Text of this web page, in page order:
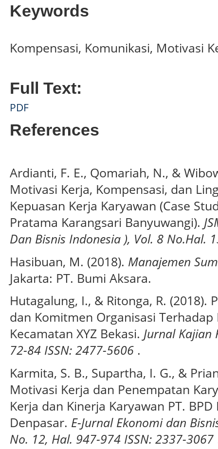
Keywords
Kompensasi, Komunikasi, Motivasi
Full Text:
PDF
References
Ardianti, F. E., Qomariah, N., &
Motivasi Kerja, Kompensasi, dan
Kepuasan Kerja Karyawan (Case
Pratama Karangsari Banyuwangi).
Dan Bisnis Indonesia ), Vol. 8 No.Hal.
Hasibuan, M. (2018). Manajemen
Jakarta: PT. Bumi Aksara.
Hutagalung, I., & Ritonga, R. (2018).
dan Komitmen Organisasi Terhadap
Kecamatan XYZ Bekasi. Jurnal Kajian
72-84 ISSN: 2477-5606 .
Karmita, S. B., Supartha, I. G., &
Motivasi Kerja dan Penempatan
Kerja dan Kinerja Karyawan PT.
Denpasar. E-Jurnal Ekonomi dan
No. 12, Hal. 947-974 ISSN: 2337-3067